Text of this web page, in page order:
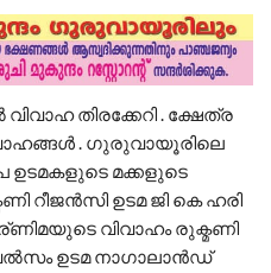
തിരക്കേറി . ക്ഷേത്ര
. ഗുരുവായൂരിലെ
ഉടമകളുടെ മക്കളുടെ
റീജൻസി ഉടമ ജി കെ ഹരി
വിവാഹം രുക്മണി
ഉടമ നാഗാലാ‌ൻഡ്